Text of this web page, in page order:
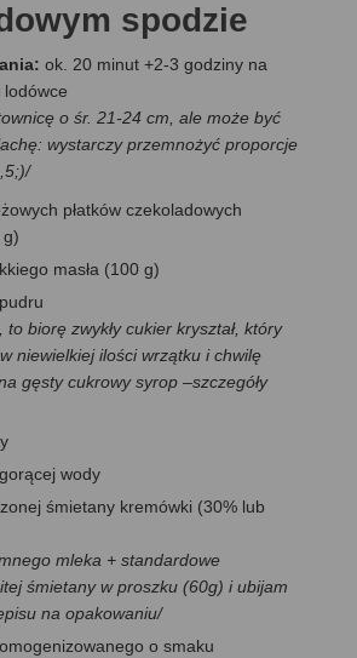
spodzie
ok. 20 minut +2-3 godziny na
o śr. 21-24 cm, ale może być
wystarczy przemnożyć proporcje
płatków czekoladowych
g)
masła (100 g)
biorę zwykły cukier kryształ, który
niewielkiej ilości wrzątku i chwilę
gęsty cukrowy syrop –szczegóły
wody
śmietany kremówki (30% lub
mleka + standardowe
śmietany w proszku (60g) i ubijam
na opakowaniu/
o smaku